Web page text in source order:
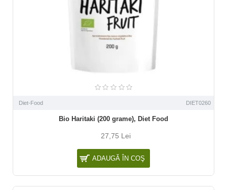
Diet-Food DIET0260
Bio Haritaki (200 grame), Diet Food
27,75 Lei
ADAUGĂ ÎN COŞ